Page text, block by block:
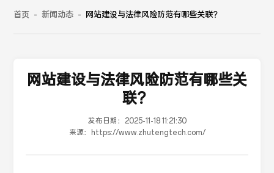
首页 - 新闻动态 - 网站建设与法律风险防范有哪些关联？
网站建设与法律风险防范有哪些关
联？
发布日期：
2025-11-18 11:21:30
来源：
https://www.zhutengtech.com/